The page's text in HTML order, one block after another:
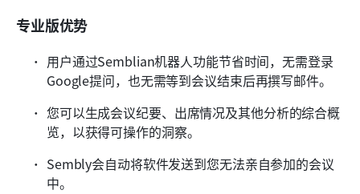
专业版优势
用户通过Semblian机器人功能节省时间，无需登录
Google提问，也无需等到会议结束后再撰写邮件。
您可以生成会议纪要、出席情况及其他分析的综合概
览，以获得可操作的洞察。
Sembly会自动将软件发送到您无法亲自参加的会议
中。